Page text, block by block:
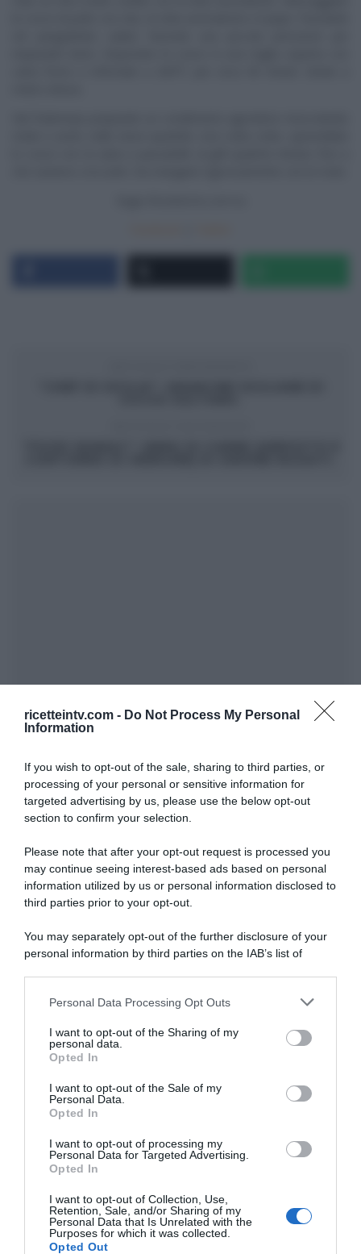
ricetteintv.com - Do Not Process My Personal
Information
If you wish to opt-out of the sale, sharing to third parties, or
processing of your personal or sensitive information for
targeted advertising by us, please use the below opt-out
section to confirm your selection.
Please note that after your opt-out request is processed you
may continue seeing interest-based ads based on personal
information utilized by us or personal information disclosed to
third parties prior to your opt-out.
You may separately opt-out of the further disclosure of your
personal information by third parties on the IAB’s list of
This information may also be disclosed by us to third parties
disclose it to other third parties.
Please note that this website/app uses one or more Google
services and may gather and store information including but
not limited to your visit or usage behaviour. You may click to
grant or deny consent to Google and its third-party tags to
consent section.
Personal Data Processing Opt Outs
I want to opt-out of the Sharing of my
personal data.
Opted In
I want to opt-out of the Sale of my
Personal Data.
Opted In
I want to opt-out of processing my
Personal Data for Targeted Advertising.
Opted In
I want to opt-out of Collection, Use,
Retention, Sale, and/or Sharing of my
Personal Data that Is Unrelated with the
Purposes for which it was collected.
Opted Out
ARTICOLI RECENTI
“Giusina in cucina e nonna Lina”: treccine allo zucchero di
“Giusina in cucina”: biscotti da inzuppo di Giusina Battaglia
“In cucina con Imma e Matteo”: tortino al cioccolato
“Camper”: semifreddo di yogurt e crumble
“Camper”: fritole de pomi (mele)